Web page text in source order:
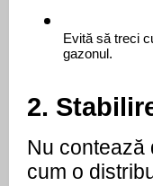
Evită să treci
gazonul.
2.
Nu contează
cum o